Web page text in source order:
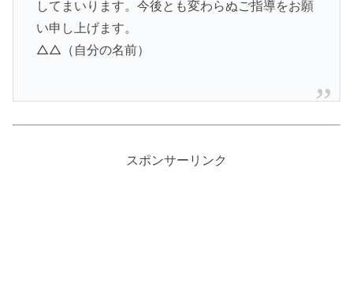
してまいります。今後とも変わらぬご指導をお願
い申し上げます。
△△（自分の名前）
スポンサーリンク